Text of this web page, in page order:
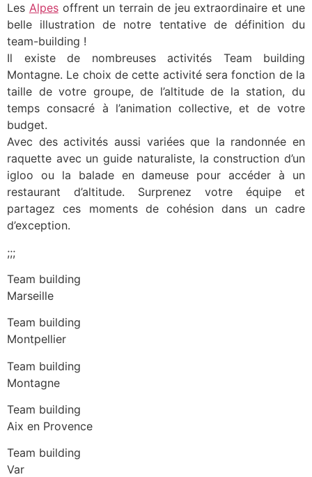
Les Alpesoffrent un terrain de jeu extraordinaire et une
belle illustration de notre tentative de définition du
team-building !
Il existe de nombreuses activités Team building
Montagne. Le choix de cette activité sera fonction de la
taille de votre groupe, de l’altitude de la station, du
temps consacré à l’animation collective, et de votre
budget.
Avec des activités aussi variées que la randonnée en
raquette avec un guide naturaliste, la construction d’un
igloo ou la balade en dameuse pour accéder à un
restaurant d’altitude. Surprenez votre équipe et
partagez ces moments de cohésion dans un cadre
d’exception.
;;;
Team building
Marseille
Team building
Montpellier
Team building
Montagne
Team building
Aix en Provence
Team building
Var